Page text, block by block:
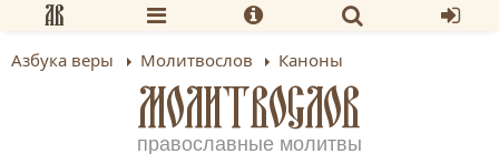
Азбука веры Молитвослов Каноны
МОЛИТВОСЛОВ
православные молитвы